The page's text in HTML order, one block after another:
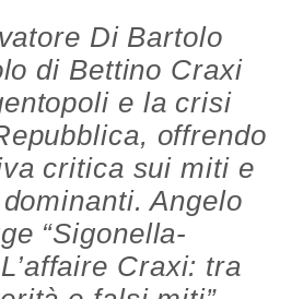
Di Bartolo
di Bettino Craxi
e la crisi
offrendo
critica sui miti e
Angelo
“Sigonella-
Craxi: tra